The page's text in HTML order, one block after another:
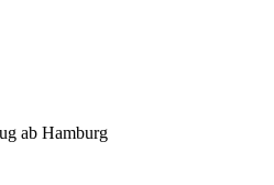
ab Hamburg